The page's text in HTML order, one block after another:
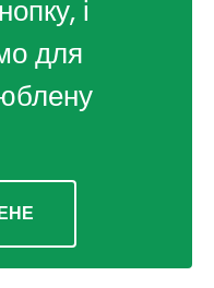
і
для